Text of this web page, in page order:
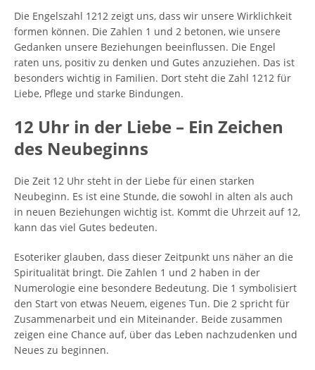
Die Engelszahl 1212 zeigt uns, dass wir unsere Wirklichkeit
formen können. Die Zahlen 1 und 2 betonen, wie unsere
Gedanken unsere Beziehungen beeinflussen. Die Engel
raten uns, positiv zu denken und Gutes anzuziehen. Das ist
besonders wichtig in Familien. Dort steht die Zahl 1212 für
Liebe, Pflege und starke Bindungen.
12 Uhr in der Liebe – Ein Zeichen
des Neubeginns
Die Zeit 12 Uhr steht in der Liebe für einen starken
Neubeginn. Es ist eine Stunde, die sowohl in alten als auch
in neuen Beziehungen wichtig ist. Kommt die Uhrzeit auf 12,
kann das viel Gutes bedeuten.
Esoteriker glauben, dass dieser Zeitpunkt uns näher an die
Spiritualität bringt. Die Zahlen 1 und 2 haben in der
Numerologie eine besondere Bedeutung. Die 1 symbolisiert
den Start von etwas Neuem, eigenes Tun. Die 2 spricht für
Zusammenarbeit und ein Miteinander. Beide zusammen
zeigen eine Chance auf, über das Leben nachzudenken und
Neues zu beginnen.